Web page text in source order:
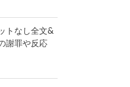
トなし全文&
謝罪や反応